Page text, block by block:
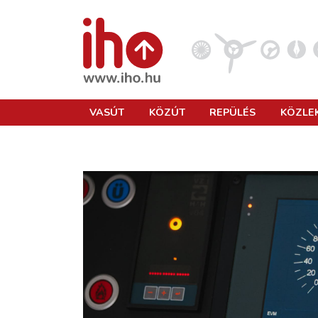
REPÜLÉS
KÖZLEKEDÉSFEJLESZTÉS
ELLÁTÁSI LÁNC
VASÚT KÖZÚT REPÜLÉS